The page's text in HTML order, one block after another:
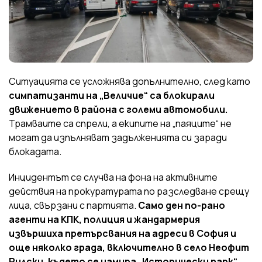
Ситуацията се усложнява допълнително, след като
симпатизанти на „Величие“ са блокирали
движението в района с големи автомобили.
Трамваите са спрели, а екипите на „паяците“ не
могат да изпълняват задълженията си заради
блокадата.
Инцидентът се случва на фона на активните
действия на прокуратурата по разследване срещу
лица, свързани с партията. Само ден по-рано
агенти на КПК, полиция и жандармерия
извършиха претърсвания на адреси в София и
още няколко града, включително в село Неофит